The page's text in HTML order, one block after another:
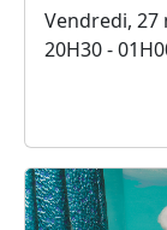
Vendredi, 27
20H30 -